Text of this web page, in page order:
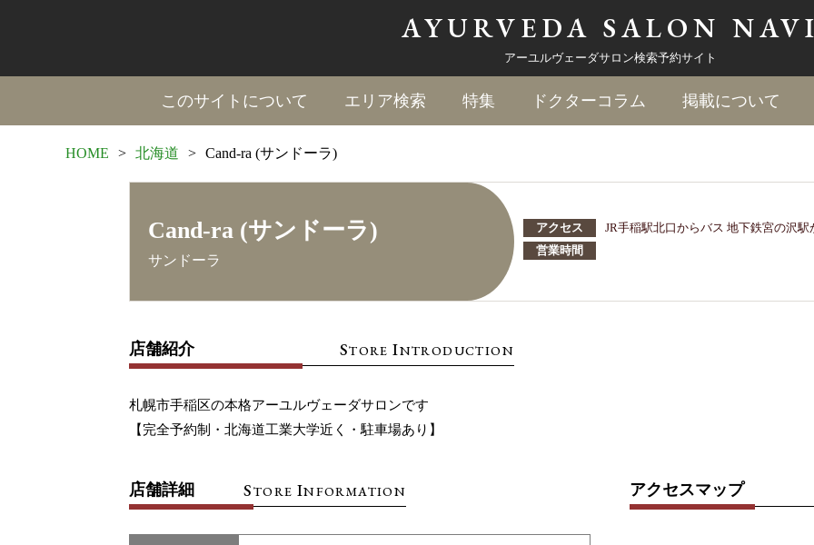
AYURVEDA SALON NAVI
アーユルヴェーダサロン検索予約サイト
このサイトについて エリア検索 特集 ドクターコラム 掲載について
HOME > 北海道 > Cand-ra (サンドーラ)
Cand-ra (サンドーラ)
サンドーラ
アクセス
JR手稲駅北口からバス 地下鉄宮の沢駅
営業時間
店舗紹介 STOREINTRODUCTION
札幌市手稲区の本格アーユルヴェーダサロンです
【完全予約制・北海道工業大学近く・駐車場あり】
店舗詳細 STORE INFORMATION アクセスマップ